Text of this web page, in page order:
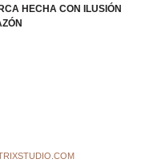
HECHA CON ILUSIÓN